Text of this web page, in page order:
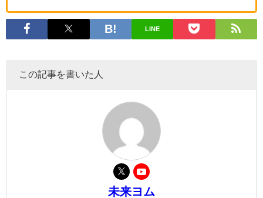
LINE
この記事を書いた人
未来ヨム